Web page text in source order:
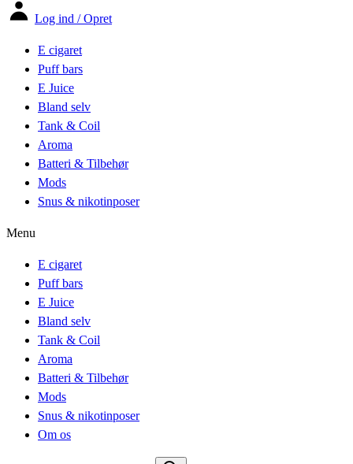
Log ind / Opret
E cigaret
Puff bars
E Juice
Bland selv
Tank & Coil
Aroma
Batteri & Tilbehør
Mods
Snus & nikotinposer
Menu
E cigaret
Puff bars
E Juice
Bland selv
Tank & Coil
Aroma
Batteri & Tilbehør
Mods
Snus & nikotinposer
Om os